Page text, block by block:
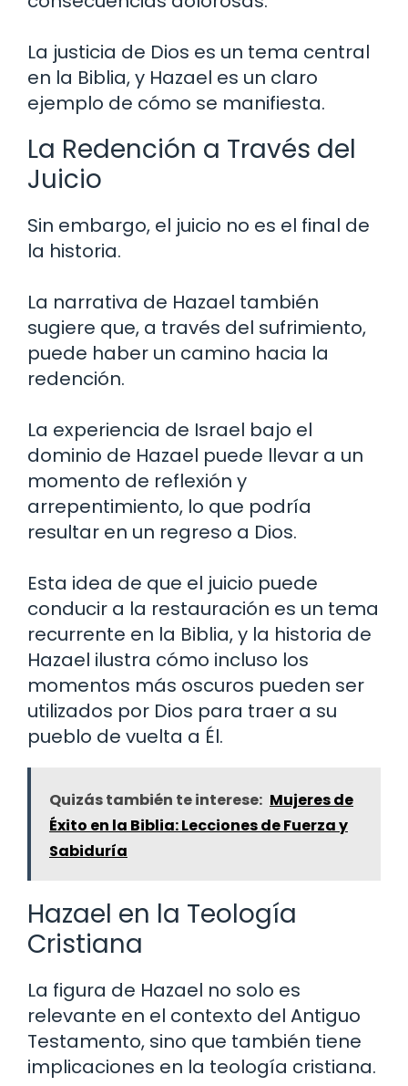
La justicia de Dios es un tema central
en la Biblia, y Hazael es un claro
ejemplo de cómo se manifiesta.
La Redención a Través del
Juicio
Sin embargo, el juicio no es el final de
la historia.
La narrativa de Hazael también
sugiere que, a través del sufrimiento,
puede haber un camino hacia la
redención.
La experiencia de Israel bajo el
dominio de Hazael puede llevar a un
momento de reflexión y
arrepentimiento, lo que podría
resultar en un regreso a Dios.
Esta idea de que el juicio puede
conducir a la restauración es un tema
recurrente en la Biblia, y la historia de
Hazael ilustra cómo incluso los
momentos más oscuros pueden ser
utilizados por Dios para traer a su
pueblo de vuelta a Él.
Quizás también te interese: Mujeres de
Éxito en la Biblia: Lecciones de Fuerza y
Sabiduría
Hazael en la Teología
Cristiana
La figura de Hazael no solo es
relevante en el contexto del Antiguo
Testamento, sino que también tiene
implicaciones en la teología cristiana.